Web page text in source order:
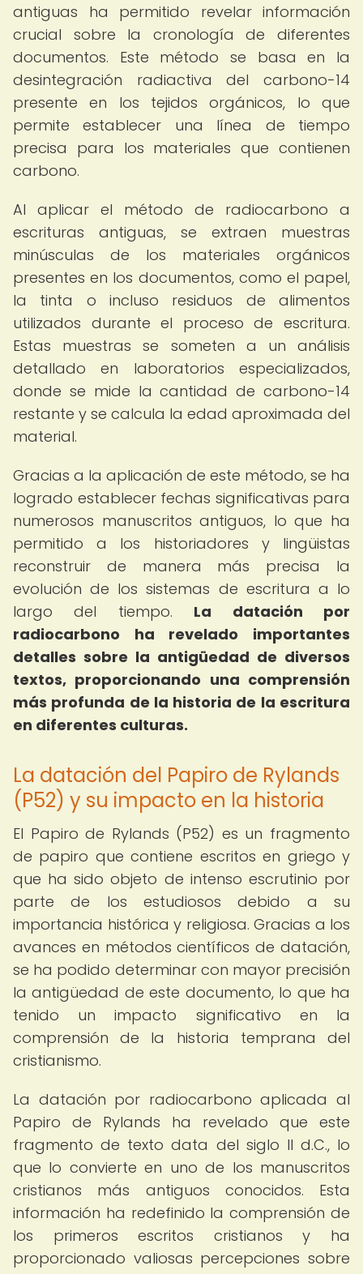
antiguas ha permitido revelar información
crucial sobre la cronología de diferentes
documentos. Este método se basa en la
desintegración radiactiva del carbono-14
presente en los tejidos orgánicos, lo que
permite establecer una línea de tiempo
precisa para los materiales que contienen
carbono.
Al aplicar el método de radiocarbono a
escrituras antiguas, se extraen muestras
minúsculas de los materiales orgánicos
presentes en los documentos, como el papel,
la tinta o incluso residuos de alimentos
utilizados durante el proceso de escritura.
Estas muestras se someten a un análisis
detallado en laboratorios especializados,
donde se mide la cantidad de carbono-14
restante y se calcula la edad aproximada del
material.
Gracias a la aplicación de este método, se ha
logrado establecer fechas significativas para
numerosos manuscritos antiguos, lo que ha
permitido a los historiadores y lingüistas
reconstruir de manera más precisa la
evolución de los sistemas de escritura a lo
largo del tiempo. La datación por
radiocarbono ha revelado importantes
detalles sobre la antigüedad de diversos
textos, proporcionando una comprensión
más profunda de la historia de la escritura
en diferentes culturas.
La datación del Papiro de Rylands
(P52) y su impacto en la historia
El Papiro de Rylands (P52) es un fragmento
de papiro que contiene escritos en griego y
que ha sido objeto de intenso escrutinio por
parte de los estudiosos debido a su
importancia histórica y religiosa. Gracias a los
avances en métodos científicos de datación,
se ha podido determinar con mayor precisión
la antigüedad de este documento, lo que ha
tenido un impacto significativo en la
comprensión de la historia temprana del
cristianismo.
La datación por radiocarbono aplicada al
Papiro de Rylands ha revelado que este
fragmento de texto data del siglo II d.C., lo
que lo convierte en uno de los manuscritos
cristianos más antiguos conocidos. Esta
información ha redefinido la comprensión de
los primeros escritos cristianos y ha
proporcionado valiosas percepciones sobre